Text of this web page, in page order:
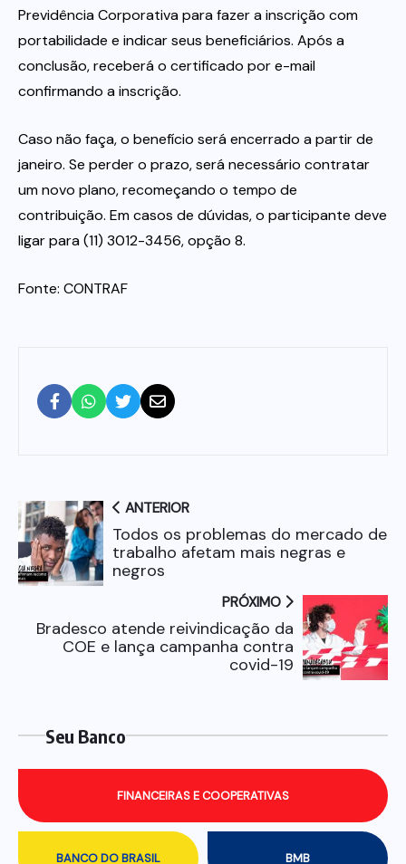
Previdência Corporativa para fazer a inscrição com
portabilidade e indicar seus beneficiários. Após a
conclusão, receberá o certificado por e-mail
confirmando a inscrição.
Caso não faça, o benefício será encerrado a partir de
janeiro. Se perder o prazo, será necessário contratar
um novo plano, recomeçando o tempo de
contribuição. Em casos de dúvidas, o participante deve
ligar para (11) 3012-3456, opção 8.
Fonte: CONTRAF
ANTERIOR
Todos os problemas do mercado de
trabalho afetam mais negras e
negros
PRÓXIMO
Bradesco atende reivindicação da
COE e lança campanha contra
covid-19
Seu Banco
BANCO DO BRASIL BMB
FINANCEIRAS E COOPERATIVAS